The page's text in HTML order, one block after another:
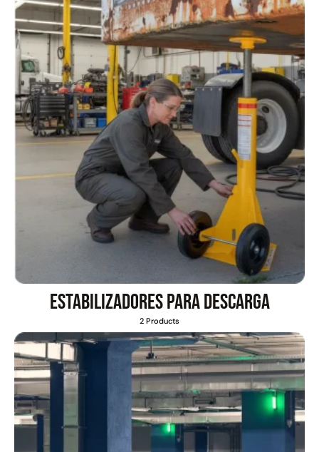
Estabilizadores para descarga
2 Products